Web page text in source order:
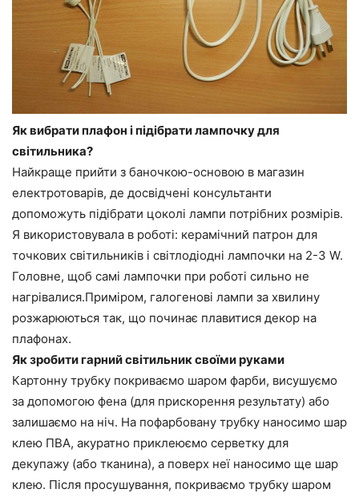
Як вибрати плафон і підібрати лампочку для
світильника?
Найкраще прийти з баночкою-основою в магазин
електротоварів, де досвідчені консультанти
допоможуть підібрати цоколі лампи потрібних розмірів.
Я використовувала в роботі: керамічний патрон для
точкових світильників і світлодіодні лампочки на 2-3 W.
Головне, щоб самі лампочки при роботі сильно не
нагрівалися.Приміром, галогенові лампи за хвилину
розжарюються так, що починає плавитися декор на
плафонах.
Як зробити гарний світильник своїми руками
Картонну трубку покриваємо шаром фарби, висушуємо
за допомогою фена (для прискорення результату) або
залишаємо на ніч. На пофарбовану трубку наносимо шар
клею ПВА, акуратно приклеюємо серветку для
декупажу (або тканина), а поверх неї наносимо ще шар
клею. Після просушування, покриваємо трубку шаром